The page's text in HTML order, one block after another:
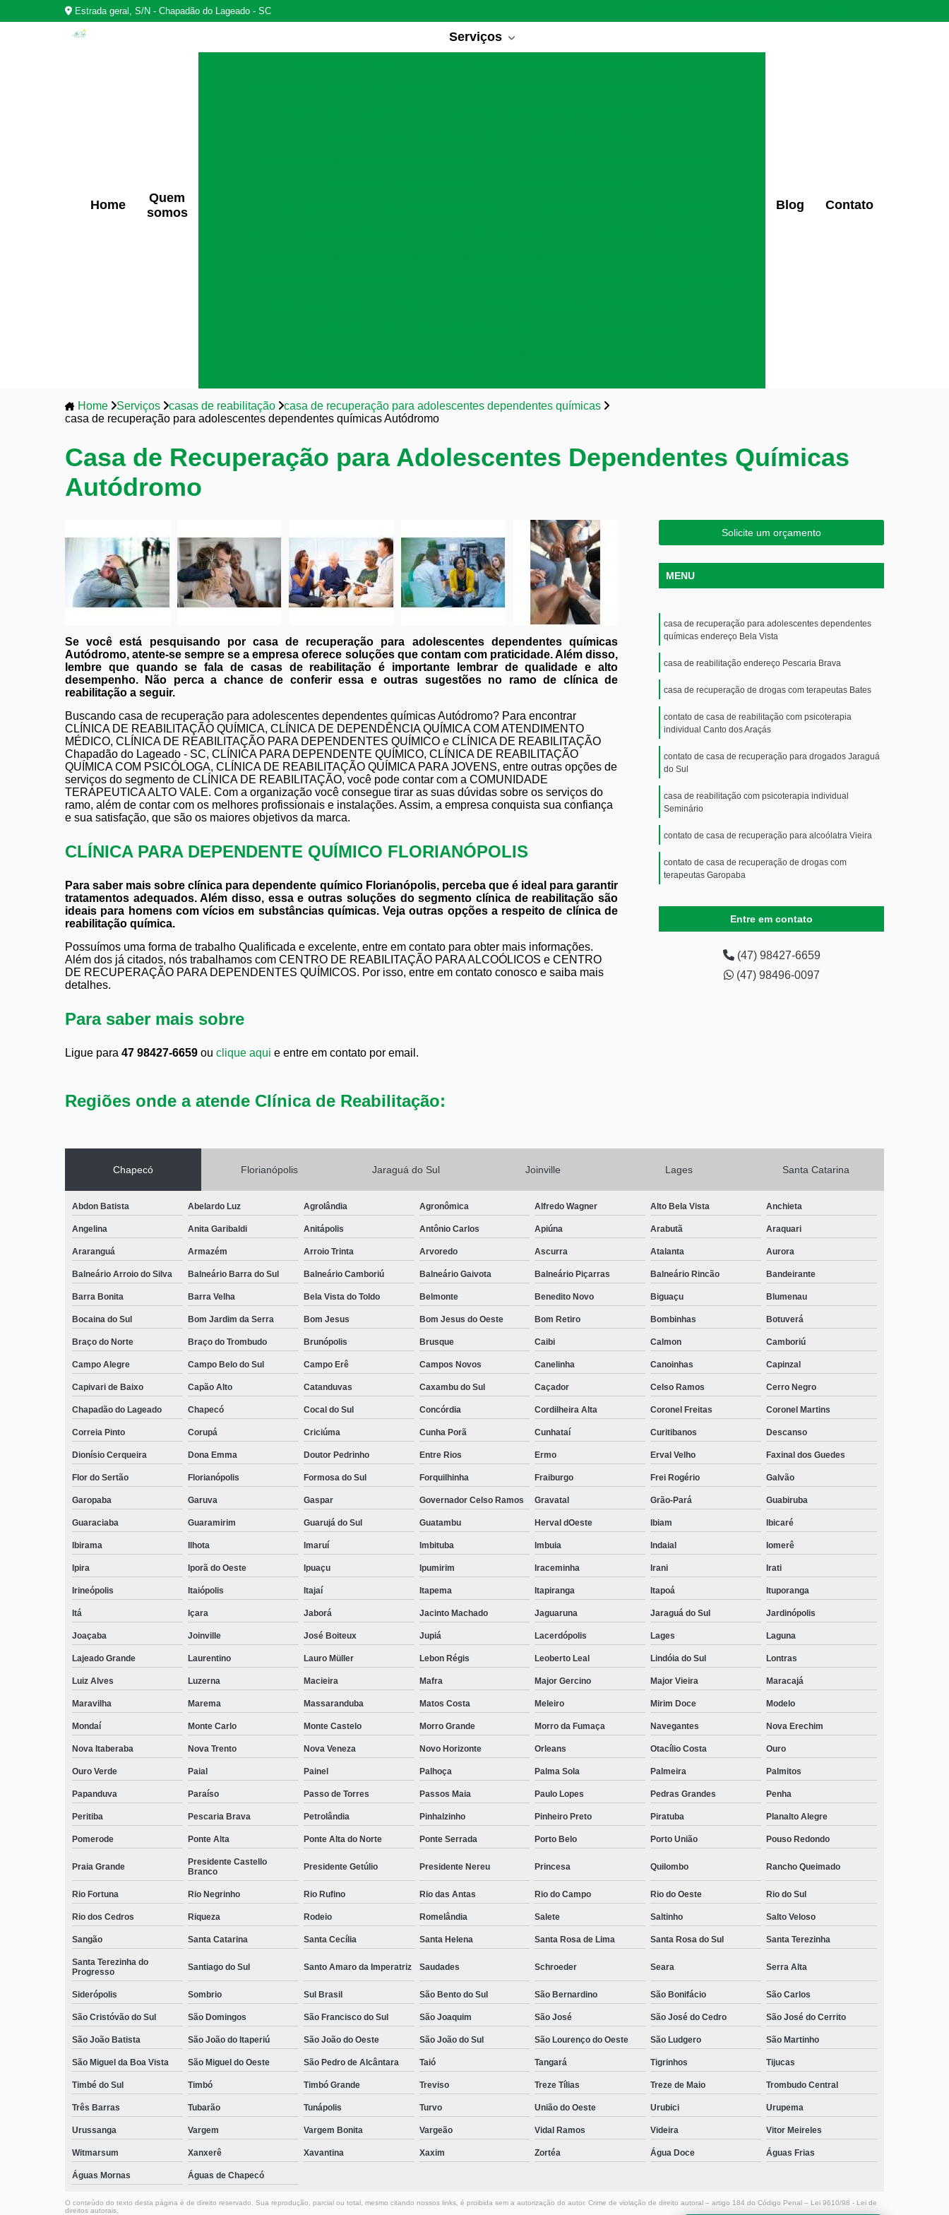
Estrada geral, S/N - Chapadão do Lageado - SC
Home
Quem
somos
Serviços
Blog Contato
Home Serviços casas de reabilitação
casa de recuperação para adolescentes dependentes químicas
casa de recuperação para adolescentes dependentes químicas Autódromo
Casa de Recuperação para Adolescentes Dependentes Químicas
Autódromo
Se você está pesquisando por casa de recuperação para adolescentes dependentes químicas
Autódromo, atente-se sempre se a empresa oferece soluções que contam com praticidade. Além disso,
lembre que quando se fala de casas de reabilitação é importante lembrar de qualidade e alto
desempenho. Não perca a chance de conferir essa e outras sugestões no ramo de clínica de
reabilitação a seguir.
Buscando casa de recuperação para adolescentes dependentes químicas Autódromo? Para encontrar
CLÍNICA DE REABILITAÇÃO QUÍMICA, CLÍNICA DE DEPENDÊNCIA QUÍMICA COM ATENDIMENTO
MÉDICO, CLÍNICA DE REABILITAÇÃO PARA DEPENDENTES QUÍMICO e CLÍNICA DE REABILITAÇÃO
Chapadão do Lageado - SC, CLÍNICA PARA DEPENDENTE QUÍMICO, CLÍNICA DE REABILITAÇÃO
QUÍMICA COM PSICÓLOGA, CLÍNICA DE REABILITAÇÃO QUÍMICA PARA JOVENS, entre outras opções de
serviços do segmento de CLÍNICA DE REABILITAÇÃO, você pode contar com a COMUNIDADE
TERAPEUTICA ALTO VALE. Com a organização você consegue tirar as suas dúvidas sobre os serviços do
ramo, além de contar com os melhores profissionais e instalações. Assim, a empresa conquista sua confiança
e sua satisfação, que são os maiores objetivos da marca.
CLÍNICA PARA DEPENDENTE QUÍMICO FLORIANÓPOLIS
Para saber mais sobre clínica para dependente químico Florianópolis, perceba que é ideal para garantir
tratamentos adequados. Além disso, essa e outras soluções do segmento clínica de reabilitação são
ideais para homens com vícios em substâncias químicas. Veja outras opções a respeito de clínica de
reabilitação química.
Possuímos uma forma de trabalho Qualificada e excelente, entre em contato para obter mais informações.
Além dos já citados, nós trabalhamos com CENTRO DE REABILITAÇÃO PARA ALCOÓLICOS e CENTRO
DE RECUPERAÇÃO PARA DEPENDENTES QUÍMICOS. Por isso, entre em contato conosco e saiba mais
detalhes.
Para saber mais sobre
Ligue para 47 98427-6659 ou clique aqui e entre em contato por email.
Solicite um orçamento
MENU
casa de recuperação para adolescentes dependentes
químicas endereço Bela Vista
casa de reabilitação endereço Pescaria Brava
casa de recuperação de drogas com terapeutas Bates
contato de casa de reabilitação com psicoterapia
individual Canto dos Araçás
contato de casa de recuperação para drogados Jaraguá
do Sul
casa de reabilitação com psicoterapia individual
Seminário
contato de casa de recuperação para alcoólatra Vieira
contato de casa de recuperação de drogas com
terapeutas Garopaba
Presidente Getúlio
drogas Araucária
Entre em contato
(47) 98427-6659
(47) 98496-0097
Regiões onde a atende Clínica de Reabilitação:
Chapecó Florianópolis Jaraguá do Sul Joinville Lages Santa Catarina
Abdon Batista Abelardo Luz Agrolândia Agronômica Alfredo Wagner Alto Bela Vista Anchieta
Angelina Anita Garibaldi Anitápolis Antônio Carlos Apiúna Arabutã Araquari
Araranguá Armazém Arroio Trinta Arvoredo Ascurra Atalanta Aurora
Balneário Arroio do Silva Balneário Barra do Sul Balneário Camboriú Balneário Gaivota Balneário Piçarras Balneário Rincão Bandeirante
Barra Bonita Barra Velha Bela Vista do Toldo Belmonte Benedito Novo Biguaçu Blumenau
Bocaina do Sul Bom Jardim da Serra Bom Jesus Bom Jesus do Oeste Bom Retiro Bombinhas Botuverá
Braço do Norte Braço do Trombudo Brunópolis Brusque Caibi Calmon Camboriú
Campo Alegre Campo Belo do Sul Campo Erê Campos Novos Canelinha Canoinhas Capinzal
Capivari de Baixo Capão Alto Catanduvas Caxambu do Sul Caçador Celso Ramos Cerro Negro
Chapadão do Lageado Chapecó Cocal do Sul Concórdia Cordilheira Alta Coronel Freitas Coronel Martins
Correia Pinto Corupá Criciúma Cunha Porã Cunhataí Curitibanos Descanso
Dionísio Cerqueira Dona Emma Doutor Pedrinho Entre Rios Ermo Erval Velho Faxinal dos Guedes
Flor do Sertão Florianópolis Formosa do Sul Forquilhinha Fraiburgo Frei Rogério Galvão
Garopaba Garuva Gaspar Governador Celso Ramos Gravatal Grão-Pará Guabiruba
Guaraciaba Guaramirim Guarujá do Sul Guatambu Herval dOeste Ibiam Ibicaré
Ibirama Ilhota Imaruí Imbituba Imbuia Indaial Iomerê
Ipira Iporã do Oeste Ipuaçu Ipumirim Iraceminha Irani Irati
Irineópolis Itaiópolis Itajaí Itapema Itapiranga Itapoá Ituporanga
Itá Içara Jaborá Jacinto Machado Jaguaruna Jaraguá do Sul Jardinópolis
Joaçaba Joinville José Boiteux Jupiá Lacerdópolis Lages Laguna
Lajeado Grande Laurentino Lauro Müller Lebon Régis Leoberto Leal Lindóia do Sul Lontras
Luiz Alves Luzerna Macieira Mafra Major Gercino Major Vieira Maracajá
Maravilha Marema Massaranduba Matos Costa Meleiro Mirim Doce Modelo
Mondaí Monte Carlo Monte Castelo Morro Grande Morro da Fumaça Navegantes Nova Erechim
Nova Itaberaba Nova Trento Nova Veneza Novo Horizonte Orleans Otacílio Costa Ouro
Ouro Verde Paial Painel Palhoça Palma Sola Palmeira Palmitos
Papanduva Paraíso Passo de Torres Passos Maia Paulo Lopes Pedras Grandes Penha
Peritiba Pescaria Brava Petrolândia Pinhalzinho Pinheiro Preto Piratuba Planalto Alegre
Pomerode Ponte Alta Ponte Alta do Norte Ponte Serrada Porto Belo Porto União Pouso Redondo
Praia Grande
Presidente Castello
Branco
Presidente Getúlio Presidente Nereu Princesa Quilombo Rancho Queimado
Rio Fortuna Rio Negrinho Rio Rufino Rio das Antas Rio do Campo Rio do Oeste Rio do Sul
Rio dos Cedros Riqueza Rodeio Romelândia Salete Saltinho Salto Veloso
Sangão Santa Catarina Santa Cecília Santa Helena Santa Rosa de Lima Santa Rosa do Sul Santa Terezinha
Santa Terezinha do
Progresso
Santiago do Sul Santo Amaro da Imperatriz Saudades Schroeder Seara Serra Alta
Siderópolis Sombrio Sul Brasil São Bento do Sul São Bernardino São Bonifácio São Carlos
São Cristóvão do Sul São Domingos São Francisco do Sul São Joaquim São José São José do Cedro São José do Cerrito
São João Batista São João do Itaperiú São João do Oeste São João do Sul São Lourenço do Oeste São Ludgero São Martinho
São Miguel da Boa Vista São Miguel do Oeste São Pedro de Alcântara Taió Tangará Tigrinhos Tijucas
Timbé do Sul Timbó Timbó Grande Treviso Treze Tílias Treze de Maio Trombudo Central
Três Barras Tubarão Tunápolis Turvo União do Oeste Urubici Urupema
Urussanga Vargem Vargem Bonita Vargeão Vidal Ramos Videira Vitor Meireles
Witmarsum Xanxerê Xavantina Xaxim Zortéa Água Doce Águas Frias
Águas Mornas Águas de Chapecó
O conteúdo do texto desta página é de direito reservado. Sua reprodução, parcial ou total, mesmo citando nossos links, é proibida sem a autorização do autor. Crime de violação de direito autoral – artigo 184 do Código Penal – Lei 9610/98 - Lei de
direitos autorais